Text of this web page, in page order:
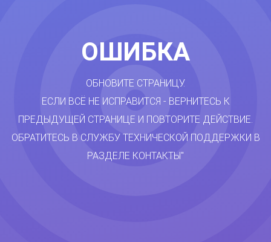
ОШИБКА
ОБНОВИТЕ СТРАНИЦУ.
ЕСЛИ ВСЁ НЕ ИСПРАВИТСЯ - ВЕРНИТЕСЬ К
ПРЕДЫДУЩЕЙ СТРАНИЦЕ И ПОВТОРИТЕ ДЕЙСТВИЕ.
ОБРАТИТЕСЬ В СЛУЖБУ ТЕХНИЧЕСКОЙ ПОДДЕРЖКИ В
РАЗДЕЛЕ КОНТАКТЫ"